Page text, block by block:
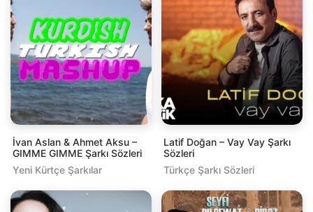
İvan Aslan & Ahmet Aksu –
GIMME GIMME Şarkı Sözleri
Yeni Kürtçe Şarkılar
Latif Doğan – Vay Vay Şarkı
Sözleri
Türkçe Şarkı Sözleri